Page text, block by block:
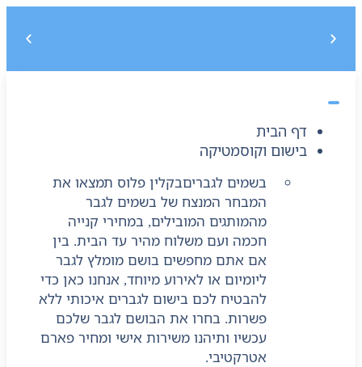
משלוח חינם בקנייה מעל 299 ₪, לא כולל בישום
דף הבית
בישום וקוסמטיקה
בשמים לגבריםבקלין פלוס תמצאו את
המבחר המנצח של בשמים לגבר
מהמותגים המובילים, במחירי קנייה
חכמה ועם משלוח מהיר עד הבית. בין
אם אתם מחפשים בושם מומלץ לגבר
ליומיום או לאירוע מיוחד, אנחנו כאן כדי
להבטיח לכם בישום לגברים איכותי ללא
פשרות. בחרו את הבושם לגבר שלכם
עכשיו ותיהנו משירות אישי ומחיר פארם
אטרקטיבי.